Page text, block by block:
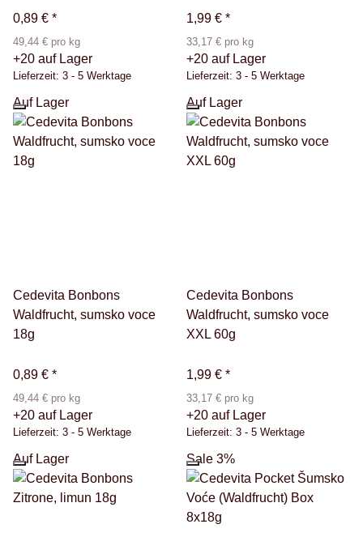
0,89 € *
49,44 € pro kg
+20 auf Lager
Lieferzeit: 3 - 5 Werktage
1,99 € *
33,17 € pro kg
+20 auf Lager
Lieferzeit: 3 - 5 Werktage
Auf Lager
Cedevita Bonbons
Waldfrucht, sumsko voce
18g
0,89 € *
49,44 € pro kg
+20 auf Lager
Lieferzeit: 3 - 5 Werktage
Auf Lager
Cedevita Bonbons
Waldfrucht, sumsko voce
XXL 60g
1,99 € *
33,17 € pro kg
+20 auf Lager
Lieferzeit: 3 - 5 Werktage
Auf Lager Sale 3%